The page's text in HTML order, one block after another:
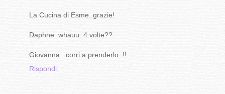
La Cucina di Esme..grazie!
Daphne..whauu..4 volte??
Giovanna...corri a prenderlo..!!
Rispondi